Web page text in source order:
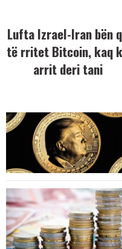
Lufta Izrael-Iran bën
të rritet Bitcoin, kaq
arrit deri tani